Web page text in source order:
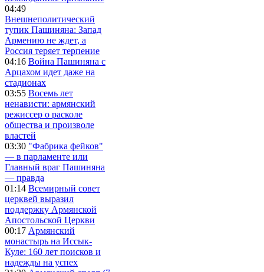
04:49
Внешнеполитический
тупик Пашиняна: Запад
Армению не ждет, а
Россия теряет терпение
04:16 Война Пашиняна с
Арцахом идет даже на
стадионах
03:55 Восемь лет
ненависти: армянский
режиссер о расколе
общества и произволе
властей
03:30 "Фабрика фейков"
— в парламенте или
Главный враг Пашиняна
— правда
01:14 Всемирный совет
церквей выразил
поддержку Армянской
Апостольской Церкви
00:17 Армянский
монастырь на Иссык-
Куле: 160 лет поисков и
надежды на успех